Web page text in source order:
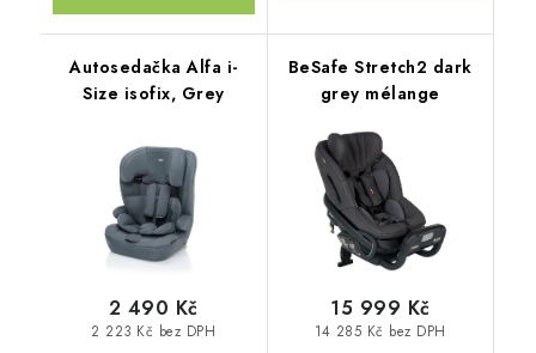
Autosedačka Alfa i-
Size isofix, Grey
2 223 Kč bez DPH
2 490 Kč
BeSafe Stretch2 dark
grey mélange
14 285 Kč bez DPH
15 999 Kč